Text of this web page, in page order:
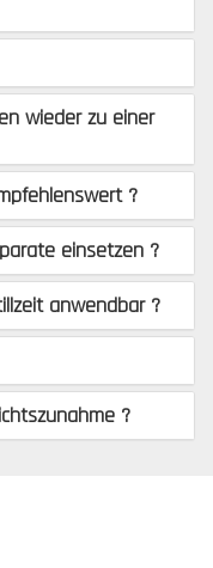
wieder zu einer
?
einsetzen ?
anwendbar ?
?